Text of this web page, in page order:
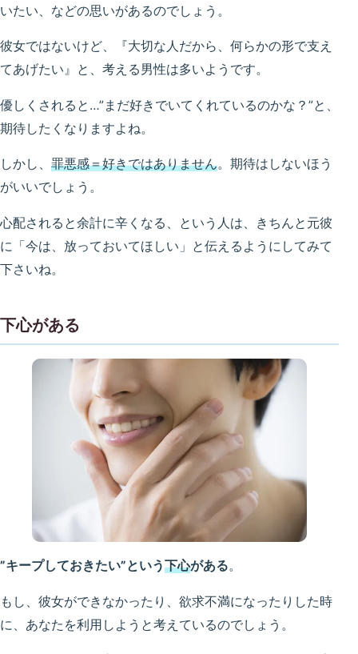
いたい、などの思いがあるのでしょう。
彼女ではないけど、『大切な人だから、何らかの形で支え
てあげたい』と、考える男性は多いようです。
優しくされると…”まだ好きでいてくれているのかな？”と、
期待したくなりますよね。
しかし、 罪悪感＝好きではありません。期待はしないほう
がいいでしょう。
心配されると余計に辛くなる、という人は、きちんと元彼
に「今は、放っておいてほしい」と伝えるようにしてみて
下さいね。
下心がある
”キープしておきたい”という下心がある。
もし、彼女ができなかったり、欲求不満になったりした時
に、あなたを利用しようと考えているのでしょう。